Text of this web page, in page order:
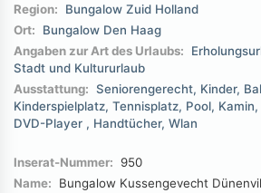
Region:
Bungalow Zuid Holland
Ort:
Bungalow Den Haag
Angaben zur Art des Urlaubs:
Stadt und Kultururlaub
Ausstattung: Seniorengerecht Kinder
Kinderspielplatz Tennisplatz Pool Kamin
DVD-Player
Handtücher Wlan
Inserat-Nummer:
950
Name:
Bungalow Kussengevecht